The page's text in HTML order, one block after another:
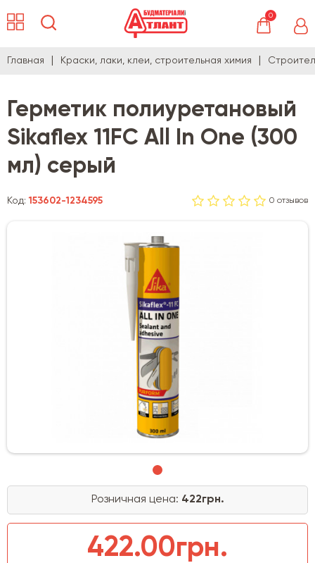
0
Главная Краски, лаки, клеи, строительная химия
Герметик полиуретановый
Sikaflex 11FC All In One (300
мл) серый
Код:153602-1234595 0 отзывов
Розничная цена: 422грн.
422.00грн.